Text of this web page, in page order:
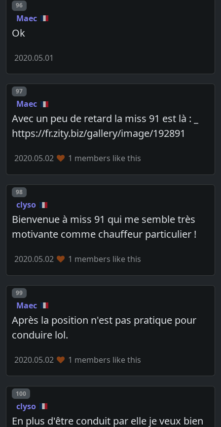
Post number
96
Maec
Ok
2020.05.01
Post number
97
Maec
Avec un peu de retard la miss 91 est là : _
https://fr.zity.biz/gallery/image/192891
2020.05.02 1 members like this
Post number
98
clyso
Bienvenue à miss 91 qui me semble très
motivante comme chauffeur particulier !
2020.05.02 1 members like this
Post number
99
Maec
Après la position n'est pas pratique pour
conduire lol.
2020.05.02 1 members like this
Post number
100
clyso
En plus d'être conduit par elle je veux bien